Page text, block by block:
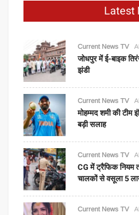
Latest
Current News TV
जोधपुर में ई-बाइक
झंडी
Current News TV
मोहम्मद शमी की टीम
बड़ी सलाह
Current News TV
CG में ट्रैफिक नियम
चालकों से वसूला 5
Current News TV